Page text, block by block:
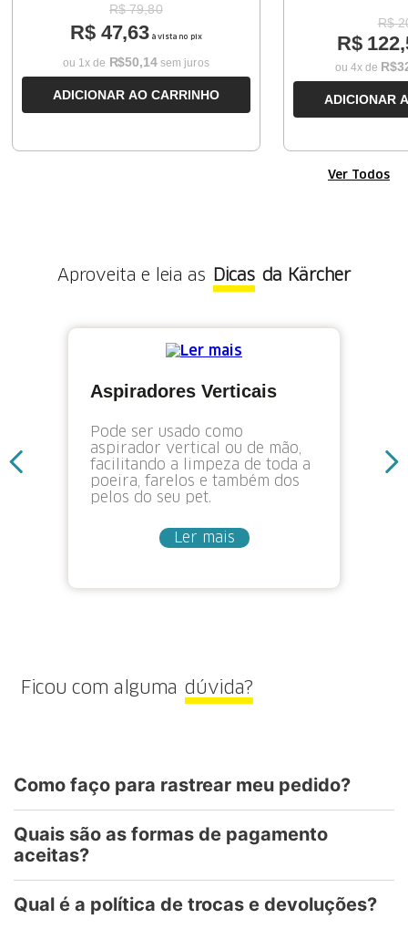
R$ 79,80
R$ 47,63 à vista no pix
ou 1x de R$50,14 sem juros
ADICIONAR AO CARRINHO
R$
R$ 122,
ou 4x de R$
ADICIONAR
Ver Todos
Aproveita e leia as Dicas da Kärcher
Aspiradores Verticais
Pode ser usado como
aspirador vertical ou de mão,
facilitando a limpeza de toda a
poeira, farelos e também dos
pelos do seu pet.
Ler mais
Ficou com alguma dúvida?
Como faço para rastrear meu pedido?
Quais são as formas de pagamento
aceitas?
Qual é a política de trocas e devoluções?